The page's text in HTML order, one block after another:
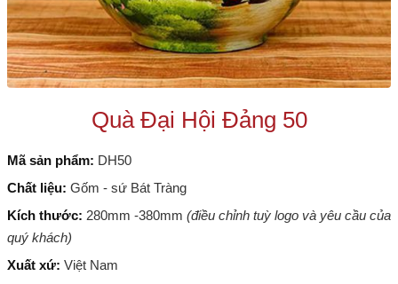
Quà Đại Hội Đảng 50
Mã sản phẩm: DH50
Chất liệu: Gốm - sứ Bát Tràng
Kích thước: 280mm -380mm (điều chỉnh tuỳ logo và yêu cầu của
quý khách)
Xuất xứ: Việt Nam